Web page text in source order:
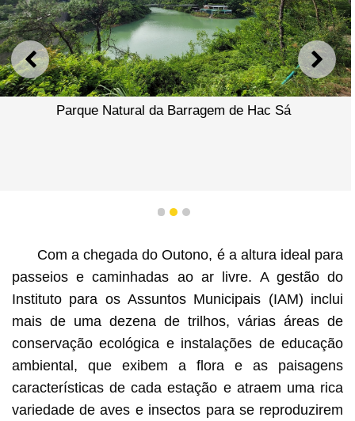
ANTERIOR
Parque Natural da Barragem de Hac Sá
1 2 3
Com a chegada do Outono, é a altura ideal para
passeios e caminhadas ao ar livre. A gestão do
Instituto para os Assuntos Municipais (IAM) inclui
mais de uma dezena de trilhos, várias áreas de
conservação ecológica e instalações de educação
ambiental, que exibem a flora e as paisagens
características de cada estação e atraem uma rica
variedade de aves e insectos para se reproduzirem